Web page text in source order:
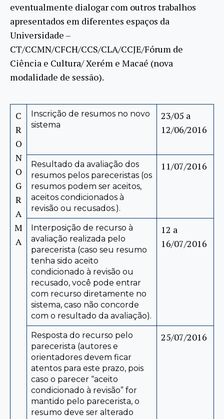
eventualmente dialogar com outros trabalhos
apresentados em diferentes espaços da
Universidade –
CT/CCMN/CFCH/CCS/CLA/CCJE/Fórum de
Ciência e Cultura/ Xerém e Macaé (nova
modalidade de sessão).
C
R
O
N
O
G
R
A
M
A
Inscrição de resumos no novo
sistema
23/05 a
12/06/2016
Resultado da avaliação dos
resumos pelos pareceristas (os
resumos podem ser aceitos,
aceitos condicionados à
revisão ou recusados.).
11/07/2016
Interposição de recurso à
avaliação realizada pelo
parecerista (caso seu resumo
tenha sido aceito
condicionado à revisão ou
recusado, você pode entrar
com recurso diretamente no
sistema, caso não concorde
com o resultado da avaliação).
12 a
16/07/2016
Resposta do recurso pelo
parecerista (autores e
orientadores devem ficar
atentos para este prazo, pois
caso o parecer “aceito
condicionado à revisão” for
mantido pelo parecerista, o
resumo deve ser alterado
25/07/2016